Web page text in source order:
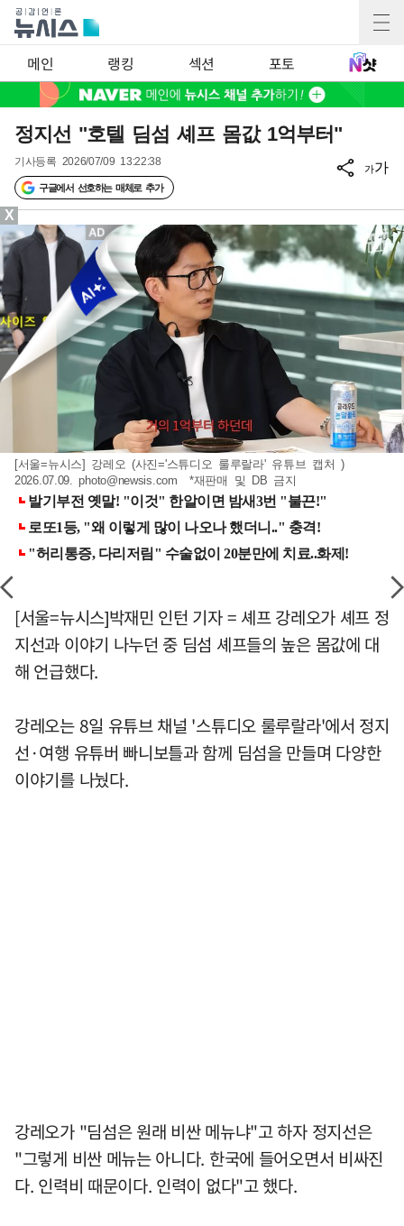
메인 랭킹 섹션 포토
정지선 "호텔 딤섬 셰프 몸값 1억부터"
기사등록 2026/07/09 13:22:38
구글에서 선호하는 매체로 추가
가가
[서울=뉴시스] 강레오 (사진='스튜디오 룰루랄라' 유튜브 캡처 )
2026.07.09.photo@newsis.com *재판매 및 DB 금지
[서울=뉴시스]박재민 인턴 기자 = 셰프 강레오가 셰프 정
지선과 이야기 나누던 중 딤섬 셰프들의 높은 몸값에 대
해 언급했다.
강레오는 8일 유튜브 채널 '스튜디오 룰루랄라'에서 정지
선·여행 유튜버 빠니보틀과 함께 딤섬을 만들며 다양한
이야기를 나눴다.
강레오가 "딤섬은 원래 비싼 메뉴냐"고 하자 정지선은
"그렇게 비싼 메뉴는 아니다. 한국에 들어오면서 비싸진
다. 인력비 때문이다. 인력이 없다"고 했다.
X